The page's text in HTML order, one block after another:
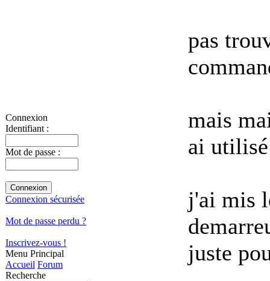
Connexion
Identifiant :
Mot de passe :
Connexion sécurisée
Mot de passe perdu ?
Inscrivez-vous !
Menu Principal
Accueil Forum
Recherche
pas
mais
ai
j'ai mis
juste